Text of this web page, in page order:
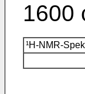
1600
¹H-NMR-